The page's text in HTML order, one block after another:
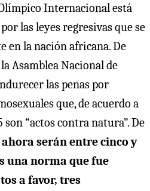
Internacional está
las leyes regresivas que se
en la nación africana. De
Asamblea Nacional de
las penas por
que, de acuerdo a
son “actos contra natura”. De
ahora serán entre cinco y
una norma que fue
a favor, tres